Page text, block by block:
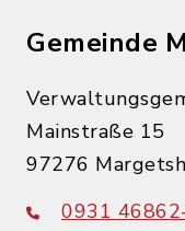
Gemeinde
Mainstraße 15
97276
0931